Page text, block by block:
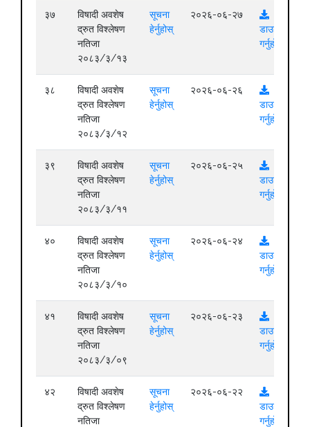
३७
विषादी अवशेष
द्रुत विश्लेषण
नतिजा
२०८३/३/१३
सूचना
हेर्नुहोस्
२०२६-०६-२७
डाउनलोड
गर्नुहोस्
३८
विषादी अवशेष
द्रुत विश्लेषण
नतिजा
२०८३/३/१२
सूचना
हेर्नुहोस्
२०२६-०६-२६
डाउनलोड
गर्नुहोस्
३९
विषादी अवशेष
द्रुत विश्लेषण
नतिजा
२०८३/३/११
सूचना
हेर्नुहोस्
२०२६-०६-२५
डाउनलोड
गर्नुहोस्
४०
विषादी अवशेष
द्रुत विश्लेषण
नतिजा
२०८३/३/१०
सूचना
हेर्नुहोस्
२०२६-०६-२४
डाउनलोड
गर्नुहोस्
४१
विषादी अवशेष
द्रुत विश्लेषण
नतिजा
२०८३/३/०९
सूचना
हेर्नुहोस्
२०२६-०६-२३
डाउनलोड
गर्नुहोस्
४२
विषादी अवशेष
द्रुत विश्लेषण
नतिजा
सूचना
हेर्नुहोस्
२०२६-०६-२२
डाउनलोड
गर्नुहोस्